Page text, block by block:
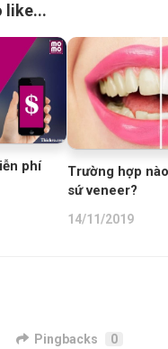
like...
phí
Trường hợp
sứ veneer?
14/11/2019
Pingbacks 0